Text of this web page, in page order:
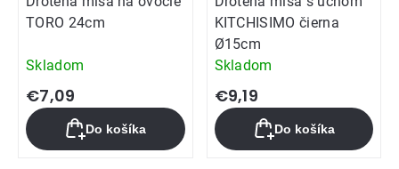
TORO 24cm
Skladom
€7,09
Do košíka
KITCHISIMO čierna
Ø15cm
Skladom
€9,19
Do košíka